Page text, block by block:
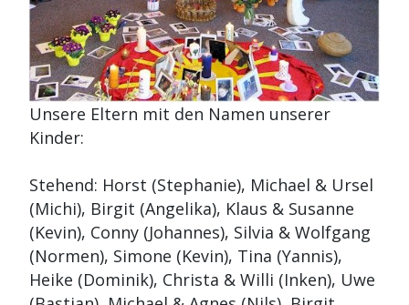
Unsere Eltern mit den Namen unserer
Kinder:
Stehend: Horst (Stephanie), Michael & Ursel
(Michi), Birgit (Angelika), Klaus & Susanne
(Kevin), Conny (Johannes), Silvia & Wolfgang
(Normen), Simone (Kevin), Tina (Yannis),
Heike (Dominik), Christa & Willi (Inken), Uwe